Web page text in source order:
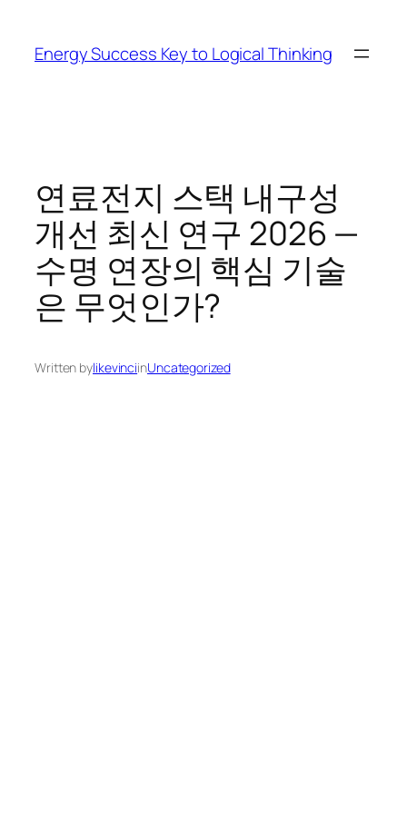
content
Energy Success Key to Logical Thinking
연료전지 스택 내구성
개선 최신 연구 2026 —
수명 연장의 핵심 기술
은 무엇인가?
Written bylikevinciinUncategorized